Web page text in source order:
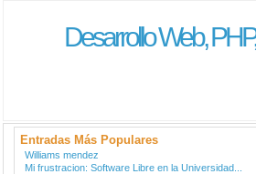
Desarrollo Web,
Entradas Más Populares
Williams mendez
Mi frustracion: Software Libre en la Universidad...